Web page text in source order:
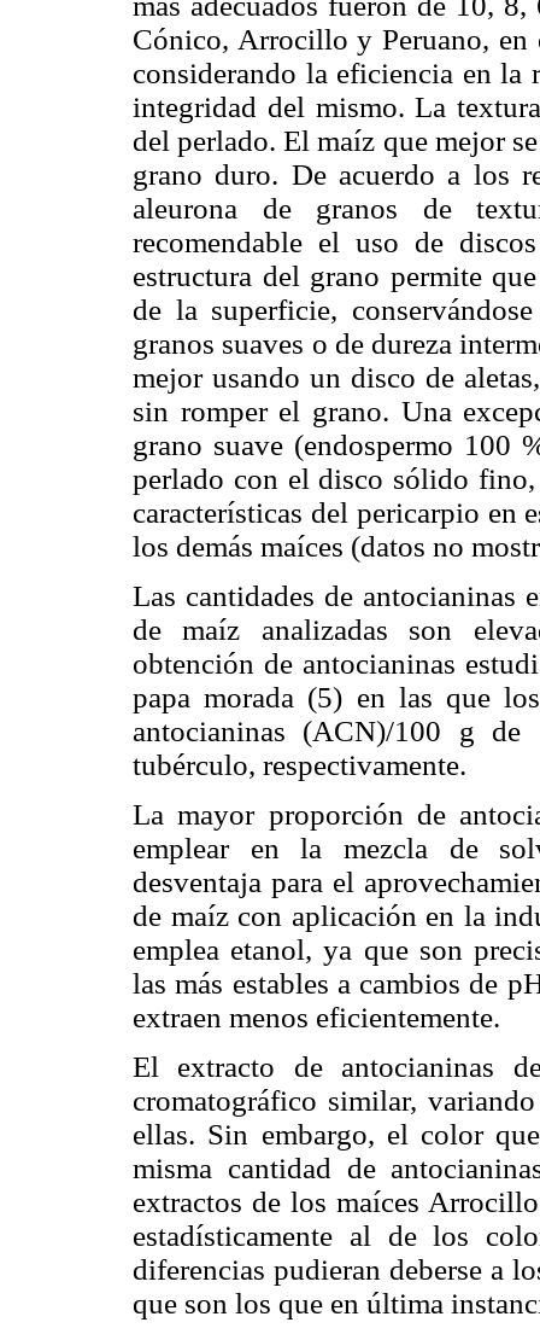
Cónico, Arrocillo y Peruano, en
considerando la eficiencia en la
integridad del mismo. La
del perlado. El maíz que mejor
grano duro. De acuerdo a los
aleurona de granos de
recomendable el uso de
estructura del grano permite
de la superficie,
granos suaves o de dureza
mejor usando un disco de
sin romper el grano. Una
grano suave (endospermo 100
perlado con el disco sólido
características del pericarpio en
los demás maíces (datos no
Las cantidades de antocianinas
de maíz analizadas son
obtención de antocianinas
papa morada (5) en las que
antocianinas (ACN)/100 g
tubérculo, respectivamente.
La mayor proporción de
emplear en la mezcla de
desventaja para el
de maíz con aplicación en la
emplea etanol, ya que son
las más estables a cambios de
extraen menos eficientemente.
El extracto de antocianinas
cromatográfico similar,
ellas. Sin embargo, el color
misma cantidad de
extractos de los maíces
estadísticamente al de los
diferencias pudieran deberse a
que son los que en última